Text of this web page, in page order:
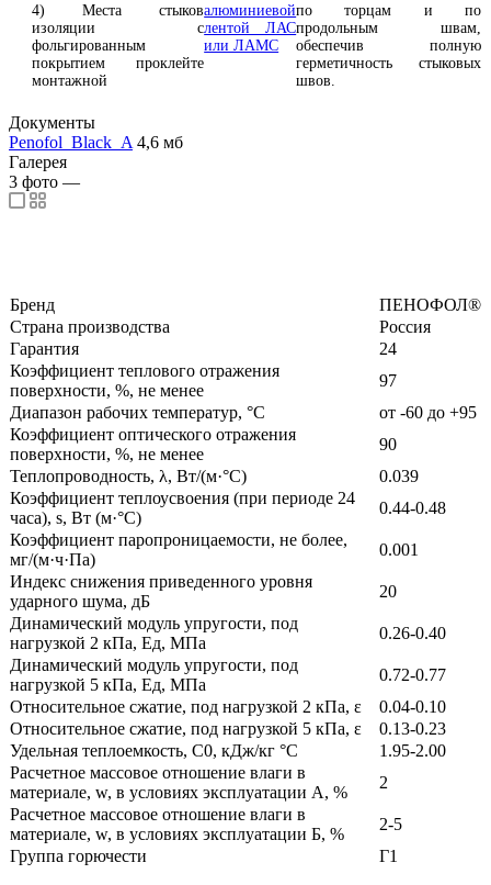
4) Места стыков
изоляции с
фольгированным
покрытием проклейте
монтажной
алюминиевой
лентой ЛАС
или ЛАМС
по торцам и по
продольным швам,
обеспечив полную
герметичность стыковых
швов.
Документы
Penofol_Black_A 4,6 мб
Галерея
3 фото —
Бренд
ПЕНОФОЛ®
Страна производства
Россия
Гарантия
24
Коэффициент теплового отражения
поверхности, %, не менее
97
Диапазон рабочих температур, °C
от -60 до +95
Коэффициент оптического отражения
поверхности, %, не менее
90
Теплопроводность, λ, Вт/(м·°C)
0.039
Коэффициент теплоусвоения (при периоде 24
часа), s, Вт (м·°C)
0.44-0.48
Коэффициент паропроницаемости, не более,
мг/(м·ч·Па)
0.001
Индекс снижения приведенного уровня
ударного шума, дБ
20
Динамический модуль упругости, под
нагрузкой 2 кПа, Ед, МПа
0.26-0.40
Динамический модуль упругости, под
нагрузкой 5 кПа, Ед, МПа
0.72-0.77
Относительное сжатие, под нагрузкой 2 кПа, ε
0.04-0.10
Относительное сжатие, под нагрузкой 5 кПа, ε
0.13-0.23
Удельная теплоемкость, C0, кДж/кг °C
1.95-2.00
Расчетное массовое отношение влаги в
материале, w, в условиях эксплуатации А, %
2
Расчетное массовое отношение влаги в
материале, w, в условиях эксплуатации Б, %
2-5
Группа горючести
Г1